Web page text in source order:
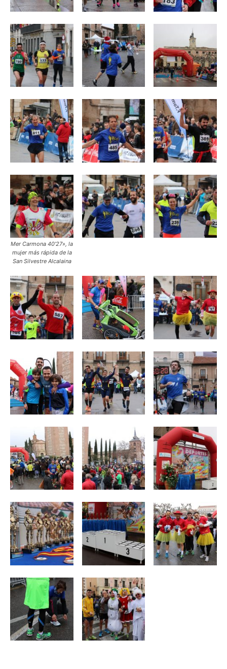
Mer Carmona 40’27», la
mujer más rápida de la
San Silvestre Alcalaina